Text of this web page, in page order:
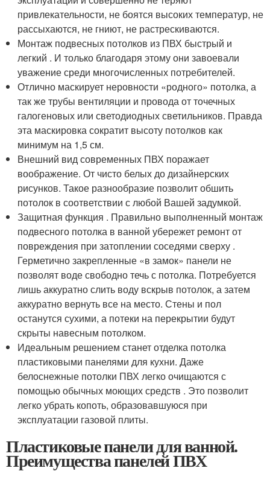
привлекательности, не боятся высоких температур, не
рассыхаются, не гниют, не растрескиваются.
Монтаж подвесных потолков из ПВХ быстрый и
легкий . И только благодаря этому они завоевали
уважение среди многочисленных потребителей.
Отлично маскирует неровности «родного» потолка, а
так же трубы вентиляции и провода от точечных
галогеновых или светодиодных светильников. Правда
эта маскировка сократит высоту потолков как
минимум на 1,5 см.
Внешний вид современных ПВХ поражает
воображение. От чисто белых до дизайнерских
рисунков. Такое разнообразие позволит обшить
потолок в соответствии с любой Вашей задумкой.
Защитная функция . Правильно выполненный монтаж
подвесного потолка в ванной убережет ремонт от
повреждения при затоплении соседями сверху .
Герметично закрепленные «в замок» панели не
позволят воде свободно течь с потолка. Потребуется
лишь аккуратно слить воду вскрыв потолок, а затем
аккуратно вернуть все на место. Стены и пол
останутся сухими, а потеки на перекрытии будут
скрыты навесным потолком.
Идеальным решением станет отделка потолка
пластиковыми панелями для кухни. Даже
белоснежные потолки ПВХ легко очищаются с
помощью обычных моющих средств . Это позволит
легко убрать копоть, образовавшуюся при
эксплуатации газовой плиты.
Пластиковые панели для ванной.
Преимущества панелей ПВХ